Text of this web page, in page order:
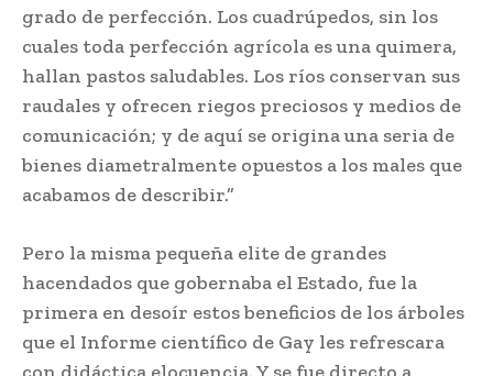
grado de perfección. Los cuadrúpedos, sin los
cuales toda perfección agrícola es una quimera,
hallan pastos saludables. Los ríos conservan sus
raudales y ofrecen riegos preciosos y medios de
comunicación; y de aquí se origina una seria de
bienes diametralmente opuestos a los males que
acabamos de describir.”
Pero la misma pequeña elite de grandes
hacendados que gobernaba el Estado, fue la
primera en desoír estos beneficios de los árboles
que el Informe científico de Gay les refrescara